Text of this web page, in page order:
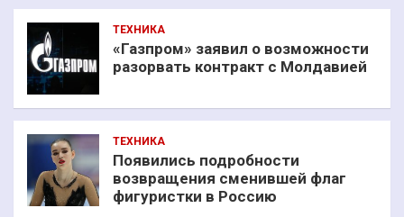
ТЕХНИКА
«Газпром» заявил о возможности
разорвать контракт с Молдавией
ТЕХНИКА
Появились подробности
возвращения сменившей флаг
фигуристки в Россию